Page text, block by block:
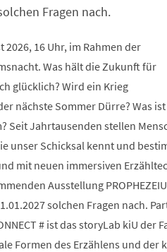
Fragen nach.
2026, 16 Uhr, im Rahmen der
Was hält die Zukunft für
glücklich? Wird ein Krieg
nächste Sommer Dürre? Was ist
Seit Jahrtausenden stellen
unser Schicksal kennt und
mit neuen immersiven
Ausstellung
solchen Fragen nach.
# ist das storyLab kiU der
Formen des Erzählens und